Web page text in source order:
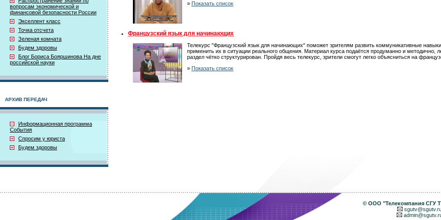
вопросам экономической и
финансовой безопасности России
Экселлент класс
Точка отсчета
Зеленая комната
Будем здоровы
Блог Бориса Бояршинова На дне
российской науки
АРХИВ ПЕРЕДАЧ
Информационная программа
События
Спросим у юриста
Будем здоровы
» Показать список
Французский язык для начинающих
Телекурс "Французский язык для начинающих" поможет зрителям развить коммуникативные
применить их в ситуации реального общения. Материал курса подаётся продуманно и методично,
раздел чётко структурирован. Пройдя весь телекурс, зрители смогут легко объясниться на
» Показать список
© ООО "Телекомпания СГУ